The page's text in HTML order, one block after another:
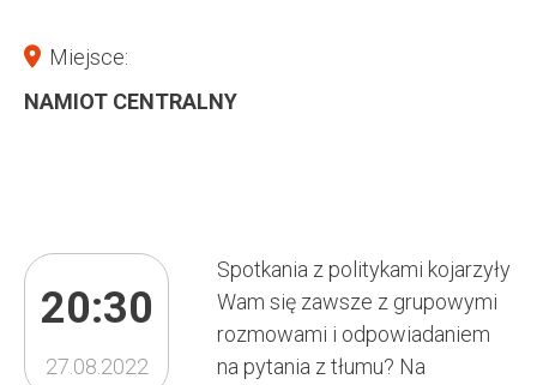
Miejsce:
NAMIOT CENTRALNY
20:30
27.08.2022
Spotkania z politykami kojarzyły
Wam się zawsze z grupowymi
rozmowami i odpowiadaniem
na pytania z tłumu? Na